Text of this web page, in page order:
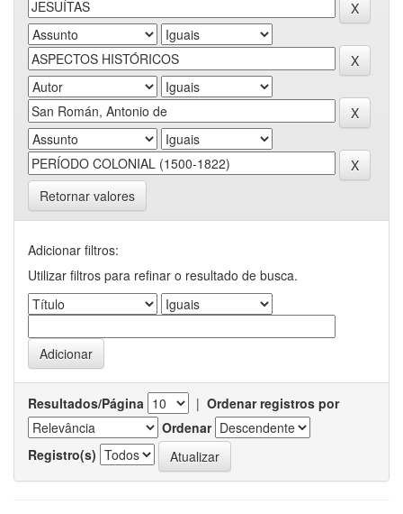
Retornar valores
Adicionar filtros:
Utilizar filtros para refinar o resultado de busca.
Resultados/Página | Ordenar registros por
Ordenar
Registro(s)